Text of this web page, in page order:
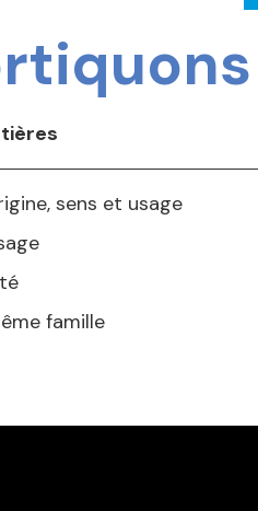
sens et usage
famille